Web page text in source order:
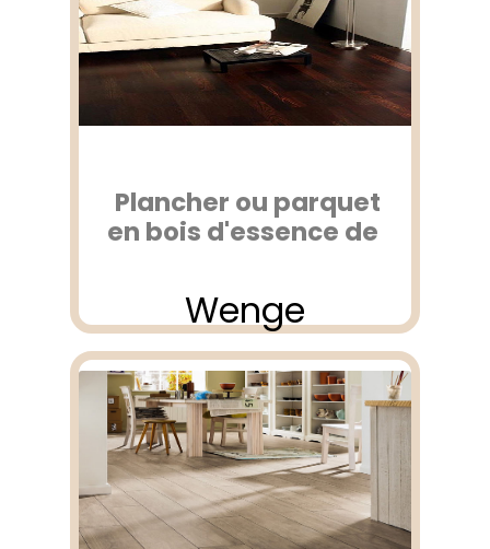
Plancher ou parquet
en bois d'essence de
Wenge